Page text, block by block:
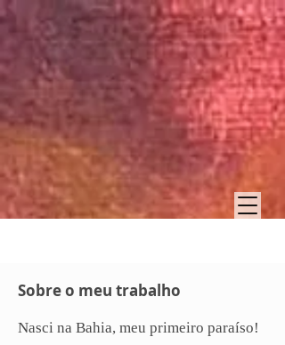
Sobre o meu trabalho
Nasci na Bahia, meu primeiro paraíso!